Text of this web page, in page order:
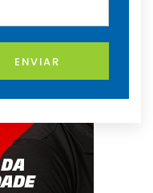
ENVIAR